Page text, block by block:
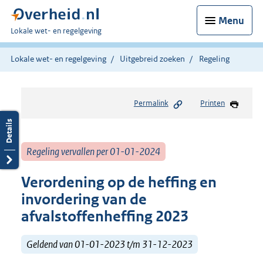
Menu
U
bent
hier:
Lokale wet- en regelgeving
Lokale wet- en regelgeving Uitgebreid zoeken Regeling
Permalink Printen
Regeling vervallen per 01-01-2024
Verordening op de heffing en
invordering van de
afvalstoffenheffing 2023
Geldend van 01-01-2023 t/m 31-12-2023